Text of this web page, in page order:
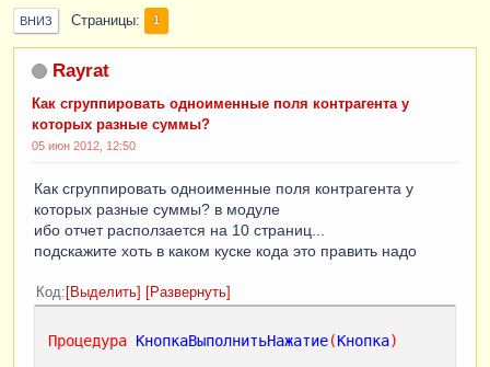
ВНИЗ Страницы 1
Rayrat
Как сгруппировать одноименные поля контрагента у
которых разные суммы?
05 июн 2012, 12:50
Как сгруппировать одноименные поля контрагента у
которых разные суммы? в модуле
ибо отчет расползается на 10 страниц...
подскажите хоть в каком куске кода это править надо
Код Выделить Развернуть
Процедура КнопкаВыполнитьНажатие(Кнопка)